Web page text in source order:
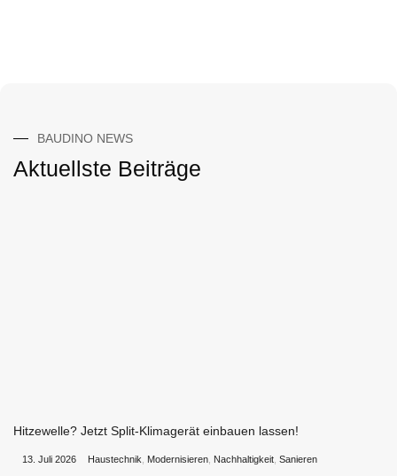
BAUDINO NEWS
Aktuellste Beiträge
Hitzewelle? Jetzt Split-Klimagerät einbauen lassen!
13. Juli 2026 Haustechnik Modernisieren Nachhaltigkeit Sanieren